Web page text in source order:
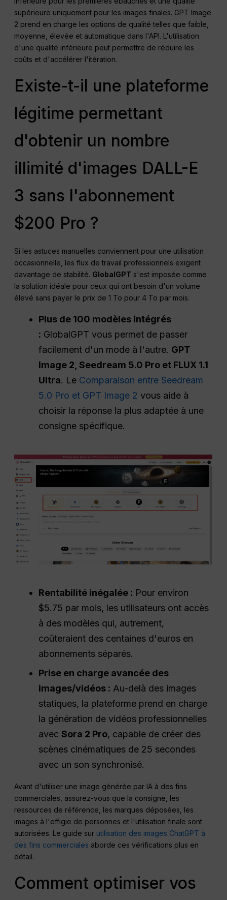
supérieure uniquement pour les images finales. GPT Image
2 prend en charge les options de qualité telles que faible,
moyenne, élevée et automatique dans l'API. L'utilisation
d'une qualité inférieure peut permettre de réduire les
coûts et d'accélérer l'itération.
Existe-t-il une plateforme
légitime permettant
d'obtenir un nombre
illimité d'images DALL-E
3 sans l'abonnement
$200 Pro ?
Si les astuces manuelles conviennent pour une utilisation
occasionnelle, les flux de travail professionnels exigent
davantage de stabilité. GlobalGPT s'est imposée comme
la solution idéale pour ceux qui ont besoin d'un volume
élevé sans payer le prix de 1 To pour 4 To par mois.
Plus de 100 modèles intégrés
: GlobalGPT vous permet de passer
facilement d'un mode à l'autre. GPT
Image 2, Seedream 5.0 Pro et FLUX 1.1
Ultra. Le Comparaison entre Seedream
5.0 Pro et GPT Image 2 vous aide à
choisir la réponse la plus adaptée à une
consigne spécifique.
Rentabilité inégalée : Pour environ
$5.75 par mois, les utilisateurs ont accès
à des modèles qui, autrement,
coûteraient des centaines d'euros en
abonnements séparés.
Prise en charge avancée des
images/vidéos : Au-delà des images
statiques, la plateforme prend en charge
la génération de vidéos professionnelles
avecSora 2 Pro, capable de créer des
scènes cinématiques de 25 secondes
avec un son synchronisé.
Avant d'utiliser une image générée par IA à des fins
commerciales, assurez-vous que la consigne, les
ressources de référence, les marques déposées, les
images à l'effigie de personnes et l'utilisation finale sont
autorisées. Le guide sur utilisation des images ChatGPT à
des fins commerciales aborde ces vérifications plus en
détail.
Comment optimiser vos